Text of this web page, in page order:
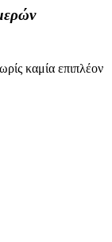
καμία επιπλέον